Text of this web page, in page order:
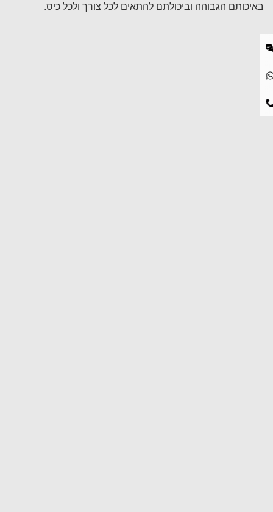
באיכותם הגבוהה וביכולתם להתאים לכל צורך ולכל כיס.